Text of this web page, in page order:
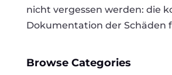
nicht vergessen werden: die
Dokumentation der Schäden
Browse Categories